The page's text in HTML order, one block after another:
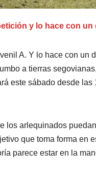
y lo hace con
A. Y lo hace con un
a tierras
este sábado desde
los arlequinados
que toma forma en
parece estar en la